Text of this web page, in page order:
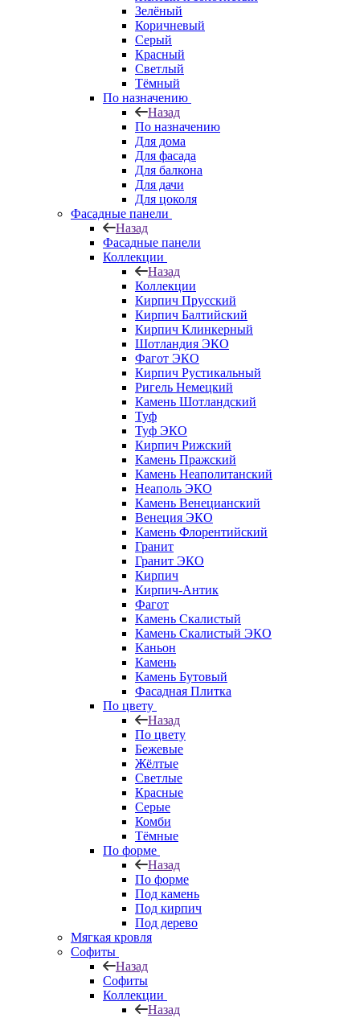
Зелёный
Коричневый
Серый
Красный
Светлый
Тёмный
По назначению
Назад
По назначению
Для дома
Для фасада
Для балкона
Для дачи
Для цоколя
Фасадные панели
Назад
Фасадные панели
Коллекции
Назад
Коллекции
Кирпич Прусский
Кирпич Балтийский
Кирпич Клинкерный
Шотландия ЭКО
Фагот ЭКО
Кирпич Рустикальный
Ригель Немецкий
Камень Шотландский
Туф
Туф ЭКО
Кирпич Рижский
Камень Пражский
Камень Неаполитанский
Неаполь ЭКО
Камень Венецианский
Венеция ЭКО
Камень Флорентийский
Гранит
Гранит ЭКО
Кирпич
Кирпич-Антик
Фагот
Камень Скалистый
Камень Скалистый ЭКО
Каньон
Камень
Камень Бутовый
Фасадная Плитка
По цвету
Назад
По цвету
Бежевые
Жёлтые
Светлые
Красные
Серые
Комби
Тёмные
По форме
Назад
По форме
Под камень
Под кирпич
Под дерево
Мягкая кровля
Софиты
Назад
Софиты
Коллекции
Назад